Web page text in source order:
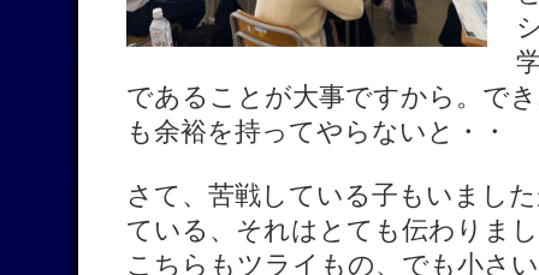
であることが大事ですから。で
も余裕を持ってやらないと・・
さて、苦戦している子もいまし
ている、それはとても伝わりま
こちらもツライもの、でも小さ